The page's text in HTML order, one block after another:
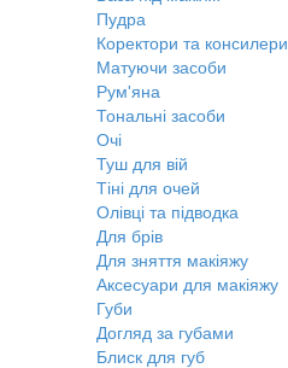
Пудра
Коректори та консилери
Матуючи засоби
Рум'яна
Тональні засоби
Очі
Туш для вій
Тіні для очей
Олівці та підводка
Для брів
Для зняття макіяжу
Аксесуари для макіяжу
Губи
Догляд за губами
Блиск для губ